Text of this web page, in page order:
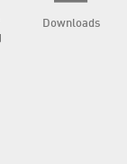
Downloads